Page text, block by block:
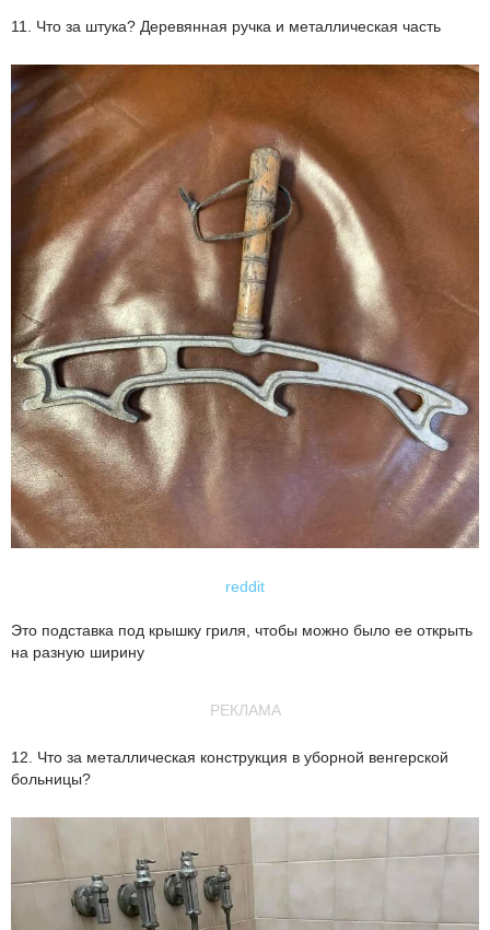
11. Что за штука? Деревянная ручка и металлическая часть
reddit
Это подставка под крышку гриля, чтобы можно было ее открыть
на разную ширину
РЕКЛАМА
12. Что за металлическая конструкция в уборной венгерской
больницы?